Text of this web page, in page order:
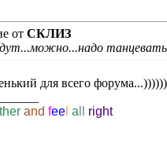
от СКЛИЗ
танцевать
для всего
and fee a
right